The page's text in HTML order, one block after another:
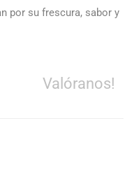
por su frescura, sabor y
Valóranos!